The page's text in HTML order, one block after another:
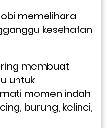
memelihara
kesehatan
membuat
untuk
momen indah
burung, kelinci,